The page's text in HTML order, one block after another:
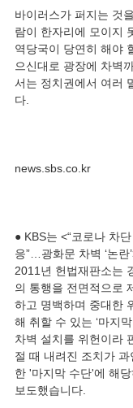
바이러스가 퍼지는 것
람이 한자리에 모이지
역당국이 당연히 해야
으신대로 광장에 차벽
서는 정치권에서 여러
● KBS는 <“코로나 차
응”…광화문 차벽 ‘논
2011년 헌법재판소는
의 통행을 전면적으로
하고 명백하며 중대한
해 취할 수 있는 ‘마지
차벽 설치를 위헌이라
절 때 내려진 조치가
한 '마지막 수단'에 해